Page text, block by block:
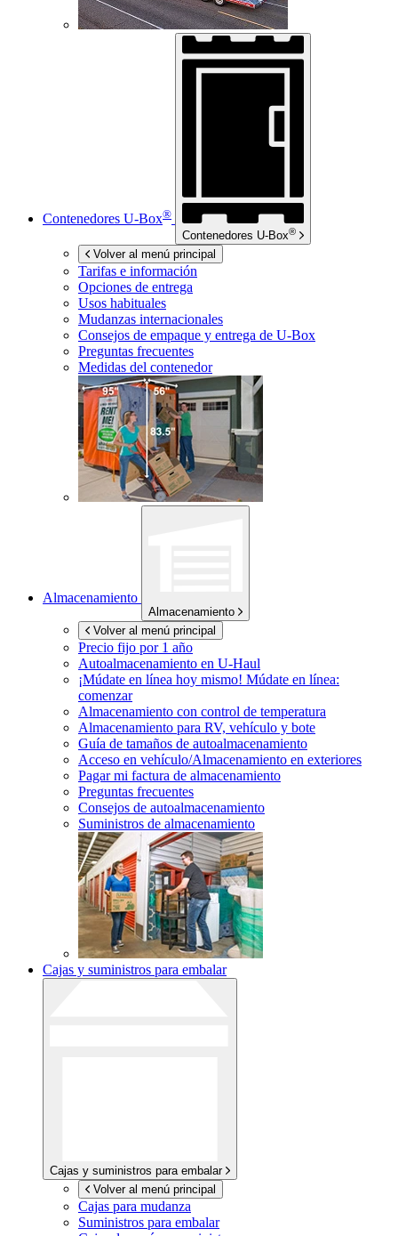
Contenedores U-Box®
Contenedores U-Box®
Volver al menú principal
Tarifas e información
Opciones de entrega
Usos habituales
Mudanzas internacionales
Consejos de empaque y entrega de U-Box
Preguntas frecuentes
Medidas del contenedor
Almacenamiento
Almacenamiento
Volver al menú principal
Precio fijo por 1 año
Autoalmacenamiento en U-Haul
¡Múdate en línea hoy mismo! Múdate en línea:
comenzar
Almacenamiento con control de temperatura
Almacenamiento para RV, vehículo y bote
Guía de tamaños de autoalmacenamiento
Acceso en vehículo/Almacenamiento en exteriores
Pagar mi factura de almacenamiento
Preguntas frecuentes
Consejos de autoalmacenamiento
Suministros de almacenamiento
Cajas y suministros para embalar
Cajas y suministros para embalar
Volver al menú principal
Cajas para mudanza
Suministros para embalar